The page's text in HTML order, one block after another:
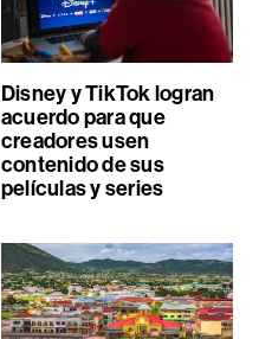
Disney y TikTok logran
acuerdo para que
creadores usen
contenido de sus
películas y series